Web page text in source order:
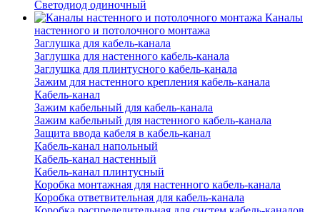
Светодиод одиночный
Каналы
настенного и потолочного монтажа
Заглушка для кабель-канала
Заглушка для настенного кабель-канала
Заглушка для плинтусного кабель-канала
Зажим для настенного крепления кабель-канала
Кабель-канал
Зажим кабельный для кабель-канала
Зажим кабельный для настенного кабель-канала
Защита ввода кабеля в кабель-канал
Кабель-канал напольный
Кабель-канал настенный
Кабель-канал плинтусный
Коробка монтажная для настенного кабель-канала
Коробка ответвительная для кабель-канала